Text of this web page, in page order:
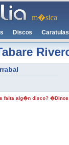
m�sica
Discos Caratulas
falta alg�n disco? �Dinos